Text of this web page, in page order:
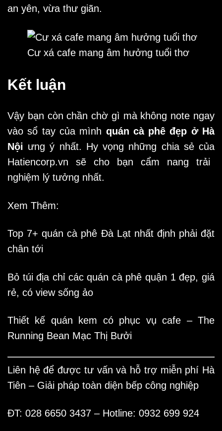
an yên, vừa thư giãn.
Cư xá cafe mang âm hưởng tuổi thơ
Kết luận
Vậy bạn còn chần chờ gì mà không note ngay
vào sổ tay của mình quán cà phê đẹp ở Hà
Nội ưng ý nhất. Hy vọng những chia sẻ của
Hatiencorp.vn
sẽ cho bạn cẩm nang trải
nghiệm lý tưởng nhất.
Xem Thêm:
Top 7+ quán cà phê Đà Lạt nhất định phải đặt
chân tới
Bỏ túi địa chỉ các quán cà phê quận 1 đẹp, giá
rẻ, có view sống ảo
Thiết kế quán kem có phục vụ cafe – The
Running Bean Mạc Thị Bưởi
Liên hệ để được tư vấn và hỗ trợ miễn phí Hà
Tiên – Giải pháp toàn diện bếp công nghiệp
ĐT: 028 6650 3437 – Hotline: 0932 699 924